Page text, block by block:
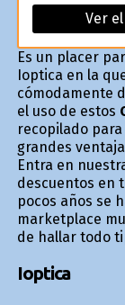
Ver
Es un placer
Ioptica en la
cómodamente
el uso de estos
recopilado
grandes
Entra en
descuentos en
pocos años se
marketplace
de hallar todo
Ioptica